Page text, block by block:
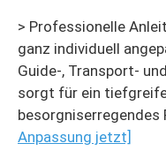
> Professionelle
ganz individuell
Guide-, Transport-
sorgt für ein
besorgniserregendes
Anpassung jetzt]